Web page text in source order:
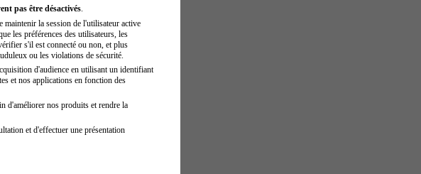
pas être désactivés.
maintenir la session de l'utilisateur active
les préférences des utilisateurs, les
s'il est connecté ou non, et plus
ou les violations de sécurité.
d'audience en utilisant un identifiant
et nos applications en fonction des
d'améliorer nos produits et rendre la
et d'effectuer une présentation